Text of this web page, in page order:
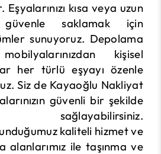
kısa veya uzun
saklamak için
sunuyoruz. Depolama
kişisel
her türlü eşyayı özenle
Siz de Kayaoğlu Nakliyat
güvenli bir şekilde
sağlayabilirsiniz.
kaliteli hizmet ve
alanlarımız ile taşınma ve